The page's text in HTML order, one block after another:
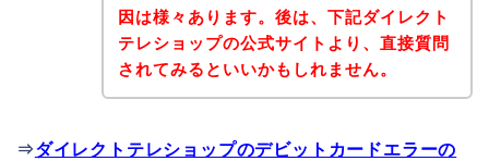
因は様々あります。後は、下記ダイレクト
テレショップの公式サイトより、直接質問
されてみるといいかもしれません。
⇒ダイレクトテレショップのデビットカードエラーの